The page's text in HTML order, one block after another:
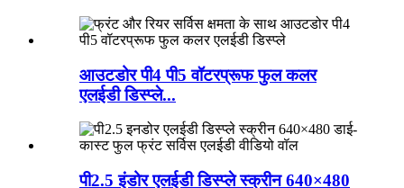
आउटडोर पी4 पी5 वॉटरप्रूफ फुल कलर
एलईडी डिस्प्ले...
पी2.5 इंडोर एलईडी डिस्प्ले स्क्रीन 640×480